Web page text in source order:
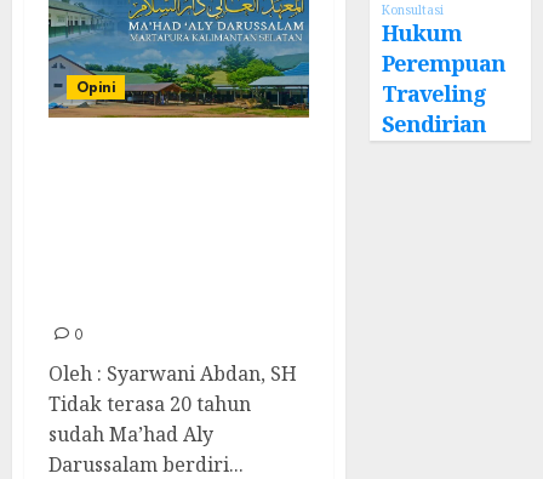
Opini
0
Oleh : Syarwani Abdan, SH
Tidak terasa 20 tahun
sudah Ma’had Aly
Darussalam berdiri...
Konsultasi
Hukum
Perempuan
Traveling
Sendirian